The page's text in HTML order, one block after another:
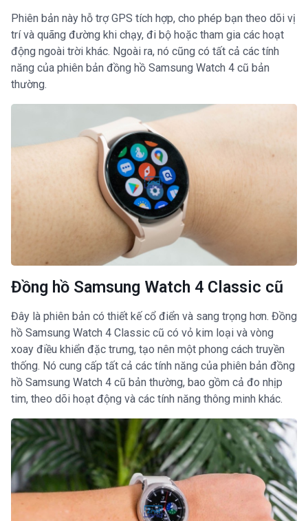
Phiên bản này hỗ trợ GPS tích hợp, cho phép bạn theo dõi vị
trí và quãng đường khi chạy, đi bộ hoặc tham gia các hoạt
động ngoài trời khác. Ngoài ra, nó cũng có tất cả các tính
năng của phiên bản đồng hồ Samsung Watch 4 cũ bản
thường.
Đồng hồ Samsung Watch 4 Classic cũ
Đây là phiên bản có thiết kế cổ điển và sang trọng hơn. Đồng
hồ Samsung Watch 4 Classic cũ có vỏ kim loại và vòng
xoay điều khiển đặc trưng, tạo nên một phong cách truyền
thống. Nó cung cấp tất cả các tính năng của phiên bản đồng
hồ Samsung Watch 4 cũ bản thường, bao gồm cả đo nhịp
tim, theo dõi hoạt động và các tính năng thông minh khác.